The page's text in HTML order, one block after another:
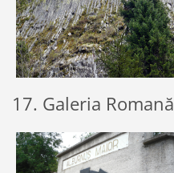
17. Galeria